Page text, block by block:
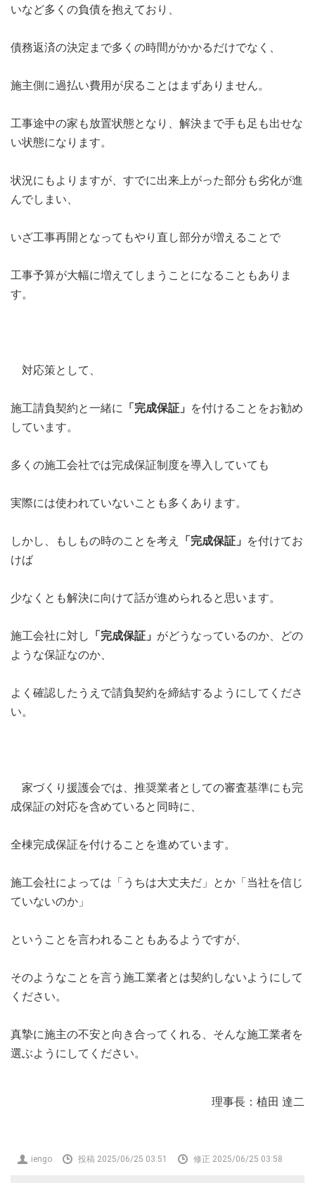
いなど多くの負債を抱えており、
債務返済の決定まで多くの時間がかかるだけでなく、
施主側に過払い費用が戻ることはまずありません。
工事途中の家も放置状態となり、解決まで手も足も出せな
い状態になります。
状況にもよりますが、すでに出来上がった部分も劣化が進
んでしまい、
いざ工事再開となってもやり直し部分が増えることで
工事予算が大幅に増えてしまうことになることもありま
す。
対応策として、
施工請負契約と一緒に 「完成保証」 を付けることをお勧め
しています。
多くの施工会社では完成保証制度を導入していても
実際には使われていないことも多くあります。
しかし、もしもの時のことを考え 「完成保証」 を付けてお
けば
少なくとも解決に向けて話が進められると思います。
施工会社に対し 「完成保証」 がどうなっているのか、どの
ような保証なのか、
よく確認したうえで請負契約を締結するようにしてくださ
い。
家づくり援護会では、推奨業者としての審査基準にも完
成保証の対応を含めていると同時に、
全棟完成保証を付けることを進めています。
施工会社によっては「うちは大丈夫だ」とか「当社を信じ
ていないのか」
ということを言われることもあるようですが、
そのようなことを言う施工業者とは契約しないようにして
ください。
真摯に施主の不安と向き合ってくれる、そんな施工業者を
選ぶようにしてください。
理事長：植田 達二
iengo 投稿 2025/06/25 03:51 修正 2025/06/25 03:58